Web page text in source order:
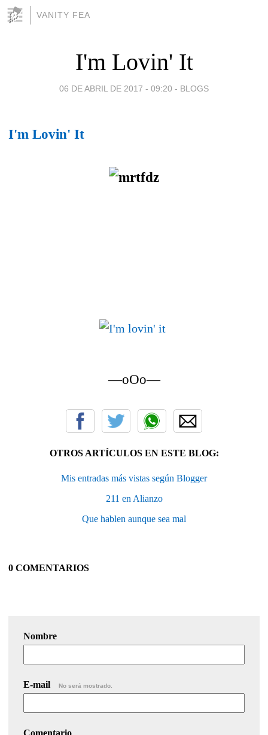
VANITY FEA
I'm Lovin' It
06 DE ABRIL DE 2017 - 09:20 - BLOGS
I'm Lovin' It
—oOo—
OTROS ARTÍCULOS EN ESTE BLOG:
Mis entradas más vistas según Blogger
211 en Alianzo
Que hablen aunque sea mal
0 COMENTARIOS
Nombre
E-mail No será mostrado.